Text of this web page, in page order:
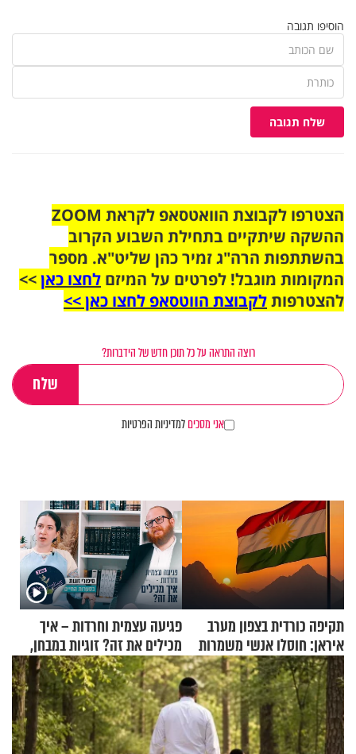
הוסיפו תגובה
שלח תגובה
הצטרפו לקבוצת הוואטסאפ לקראת ZOOM
ההשקה שיתקיים בתחילת השבוע הקרוב
בהשתתפות הרה"ג זמיר כהן שליט"א. מספר
המקומות מוגבל! לפרטים על המיזם לחצו כאן>>
להצטרפותלקבוצת הווטסאפ לחצו כאן >>
רוצה התראה על כל תוכן חדש של הידברות?
אני מסכיםלמדיניות הפרטיות
תקיפה כורדית בצפון מערב
איראן: חוסלו אנשי משמרות
המהפכה
פגיעה עצמית וחרדות – איך
מכילים את זה? זוגיות במבחן,
הפעם עם יהודית ואלתר כהן